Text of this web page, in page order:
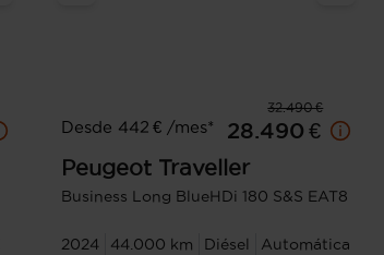
32.490 €
Desde 442 € /mes*
28.490 €
Peugeot Traveller
Business Long BlueHDi 180 S&S EAT8
2024 44.000 km Diésel Automática